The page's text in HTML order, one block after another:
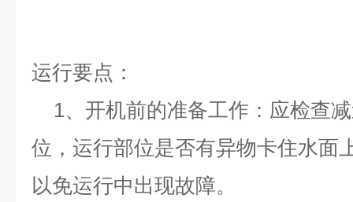
运行要点 ：
1、开机前的准备工作：应检查
位，运行部位是否有异物卡住水面
以免运行中出现故障。